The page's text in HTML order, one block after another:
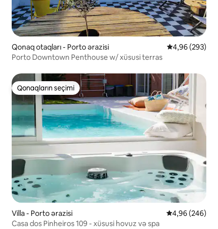
Qonaq otaqları - Porto ərazisi Ortalama
4,96 (293)
Porto Downtown Penthouse w/ xüsusi terras
Qonaqların seçimi
Qonaqların seçimi
Villa - Porto ərazisi Ortalama
4,96 (246)
Casa dos Pinheiros 109 - xüsusi hovuz və spa